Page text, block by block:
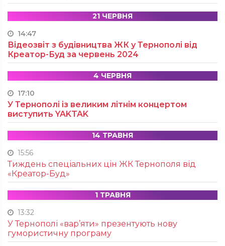
21 ЧЕРВНЯ
14:47
Відеозвіт з будівництва ЖК у Тернополі від
Креатор-Буд за червень 2024
4 ЧЕРВНЯ
17:10
У Тернополі із великим літнім концертом
виступить YAKTAK
14 ТРАВНЯ
15:56
Тиждень спеціальних цін ЖК Тернополя від
«Креатор-Буд»
1 ТРАВНЯ
13:32
У Тернополі «вар’яти» презентують нову
гумористичну програму